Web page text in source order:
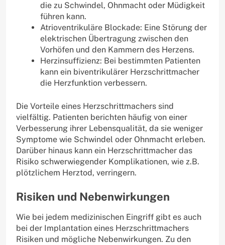
die zu Schwindel, Ohnmacht oder Müdigkeit
führen kann.
Atrioventrikuläre Blockade: Eine Störung der
elektrischen Übertragung zwischen den
Vorhöfen und den Kammern des Herzens.
Herzinsuffizienz: Bei bestimmten Patienten
kann ein biventrikulärer Herzschrittmacher
die Herzfunktion verbessern.
Die Vorteile eines Herzschrittmachers sind
vielfältig. Patienten berichten häufig von einer
Verbesserung ihrer Lebensqualität, da sie weniger
Symptome wie Schwindel oder Ohnmacht erleben.
Darüber hinaus kann ein Herzschrittmacher das
Risiko schwerwiegender Komplikationen, wie z.B.
plötzlichem Herztod, verringern.
Risiken und Nebenwirkungen
Wie bei jedem medizinischen Eingriff gibt es auch
bei der Implantation eines Herzschrittmachers
Risiken und mögliche Nebenwirkungen. Zu den